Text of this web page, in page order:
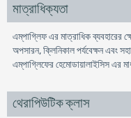
মাত্রাধিক্যতা
এম্‌পাগ্লিফ এর মাত্রাধিক ব্যবহারের
অপসারন, ক্লিনিকাল পর্যবেক্ষন এবং
এম্‌পাগ্লিফের হেমোডায়ালাইসিস এর
থেরাপিউটিক ক্লাস